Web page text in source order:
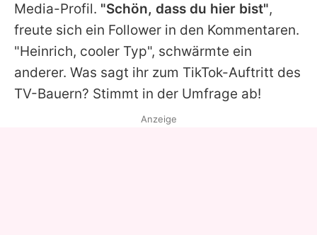
Media-Profil. "Schön, dass du hier bist",
freute sich ein Follower in den Kommentaren.
"Heinrich, cooler Typ", schwärmte ein
anderer. Was sagt ihr zum TikTok-Auftritt des
TV-Bauern? Stimmt in der Umfrage ab!
Anzeige